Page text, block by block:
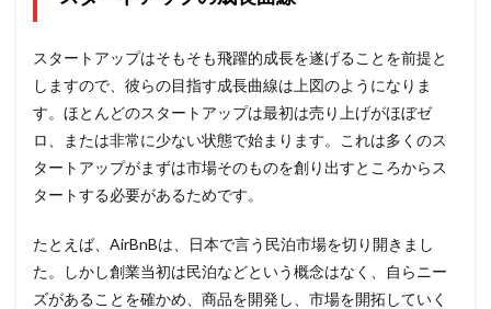
スタートアップはそもそも飛躍的成長を遂げることを前提と
しますので、彼らの目指す成長曲線は上図のようになりま
す。ほとんどのスタートアップは最初は売り上げがほぼゼ
ロ、または非常に少ない状態で始まります。これは多くのス
タートアップがまずは市場そのものを創り出すところからス
タートする必要があるためです。
たとえば、AirBnBは、日本で言う民泊市場を切り開きまし
た。しかし創業当初は民泊などという概念はなく、自らニー
ズがあることを確かめ、商品を開発し、市場を開拓していく